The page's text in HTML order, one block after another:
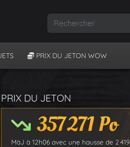
PRIX DU JETON WOW
PRIX DU JETON
357 271Po
MàJ à 12h06 avec une hausse de 2 419